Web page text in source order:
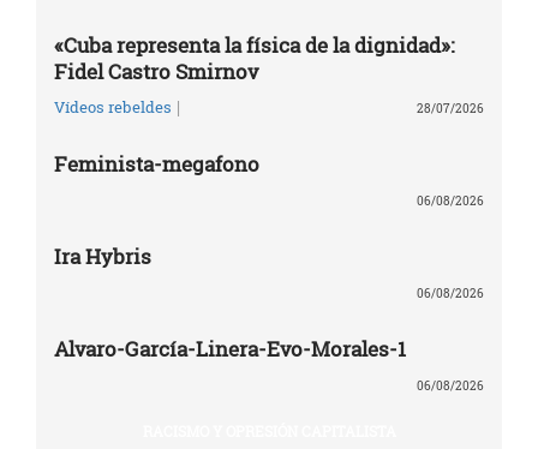
«Cuba representa la física de la dignidad»:
Fidel Castro Smirnov
Vídeos rebeldes | 28/07/2026
Feminista-megafono
06/08/2026
Ira Hybris
06/08/2026
Alvaro-García-Linera-Evo-Morales-1
06/08/2026